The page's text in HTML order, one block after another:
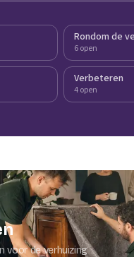
Rondom de
6 open
Verbeteren
4 open
voor de verhuizing